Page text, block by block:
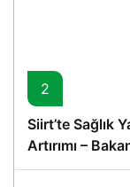
2
Siirt’te Sağlık
Artırımı –